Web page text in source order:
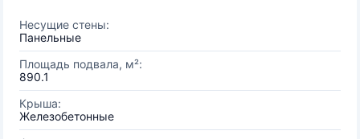
Несущие стены:
Панельные
Площадь подвала, м²:
890.1
Крыша:
Железобетонные